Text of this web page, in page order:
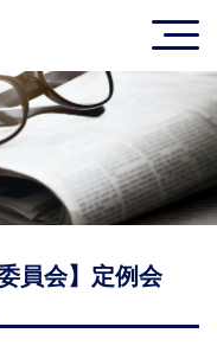
員会】定例会